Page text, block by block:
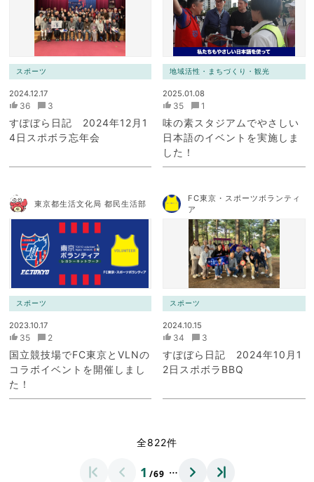
スポーツ
2024.12.17
36 3
すぽぼら日記 2024年12月1
4日スポボラ忘年会
地域活性・まちづくり・観光
2025.01.08
35 1
味の素スタジアムでやさしい
日本語のイベントを実施しま
した！
東京都生活文化局 都民生活部
スポーツ
2023.10.17
35 2
国立競技場でFC東京とVLNの
コラボイベントを開催しまし
た！
FC東京・スポーツボランティ
ア
スポーツ
2024.10.15
34 3
すぽぼら日記 2024年10月1
2日スポボラBBQ
全822件
1 /69 …